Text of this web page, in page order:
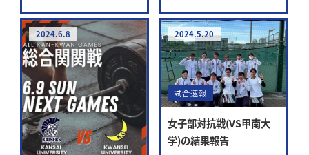
2024.6.8 2024.5.20
試合速報
女子部対抗戦(VS甲南大
学)の結果報告